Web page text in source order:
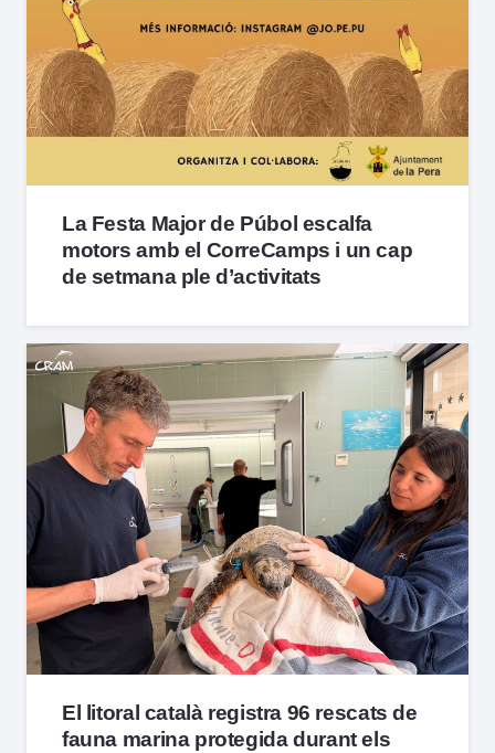
La Festa Major de Púbol escalfa
motors amb el CorreCamps i un cap
de setmana ple d’activitats
El litoral català registra 96 rescats de
fauna marina protegida durant els